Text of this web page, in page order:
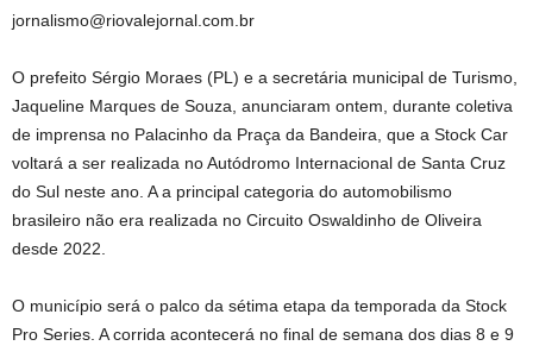
jornalismo@riovalejornal.com.br
O prefeito Sérgio Moraes (PL) e a secretária municipal de Turismo,
Jaqueline Marques de Souza, anunciaram ontem, durante coletiva
de imprensa no Palacinho da Praça da Bandeira, que a Stock Car
voltará a ser realizada no Autódromo Internacional de Santa Cruz
do Sul neste ano. A a principal categoria do automobilismo
brasileiro não era realizada no Circuito Oswaldinho de Oliveira
desde 2022.
O município será o palco da sétima etapa da temporada da Stock
Pro Series. A corrida acontecerá no final de semana dos dias 8 e 9